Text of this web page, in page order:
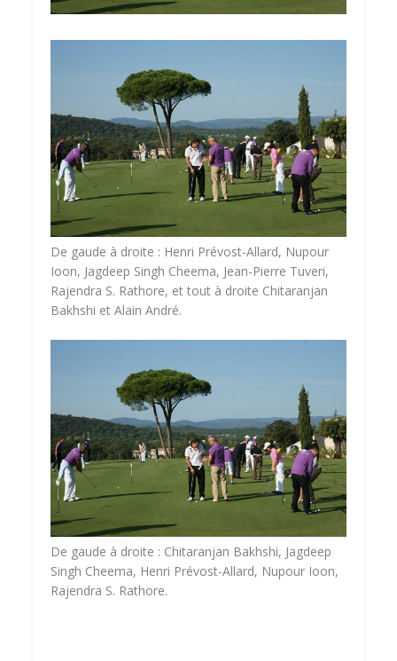
De gaude à droite : Henri Prévost-Allard, Nupour
Ioon, Jagdeep Singh Cheema, Jean-Pierre Tuveri,
Rajendra S. Rathore, et tout à droite Chitaranjan
Bakhshi et Alain André.
De gaude à droite : Chitaranjan Bakhshi, Jagdeep
Singh Cheema, Henri Prévost-Allard, Nupour Ioon,
Rajendra S. Rathore.